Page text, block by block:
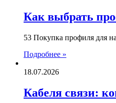
Как выбрать
53 Покупка профиля для
Подробнее »
18.07.2026
Кабеля связи: